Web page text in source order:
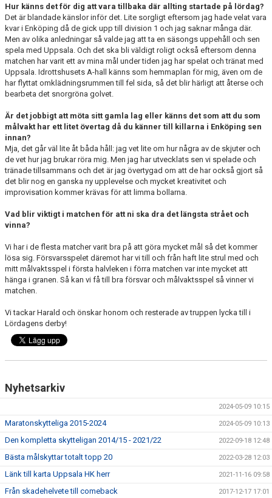
Hur känns det för dig att vara tillbaka där allting startade på lördag?
Det är blandade känslor inför det. Lite sorgligt eftersom jag hade velat vara
kvar i Enköping då de gick upp till division 1 och jag saknar många där.
Men av olika anledningar så valde jag att ta en säsongs uppehåll och sen
spela med Uppsala. Och det ska bli väldigt roligt också eftersom denna
matchen har varit ett av mina mål under tiden jag har spelat och tränat med
Uppsala. Idrottshusets A-hall känns som hemmaplan för mig, även om de
har flyttat omklädningsrummen till fel sida, så det blir härligt att återse och
bearbeta det snorgröna golvet.
Är det jobbigt att möta sitt gamla lag eller känns det som att du som
målvakt har ett litet övertag då du känner till killarna i Enköping sen
innan?
Mja, det går väl lite åt båda håll: jag vet lite om hur några av de skjuter och
de vet hur jag brukar röra mig. Men jag har utvecklats sen vi spelade och
tränade tillsammans och det är jag övertygad om att de har också gjort så
det blir nog en ganska ny upplevelse och mycket kreativitet och
improvisation kommer krävas för att limma bollarna.
Vad blir viktigt i matchen för att ni ska dra det längsta strået och
vinna?
Vi har i de flesta matcher varit bra på att göra mycket mål så det kommer
lösa sig. Försvarsspelet däremot har vi till och från haft lite strul med och
mitt målvaktsspel i första halvleken i förra matchen var inte mycket att
hänga i granen. Så kan vi få till bra försvar och målvaktsspel så vinner vi
matchen.
Vi tackar Harald och önskar honom och resterade av truppen lycka till i
Lördagens derby!
Nyhetsarkiv
2024-05-09 10:15
Maratonskytteliga 2015-2024 2024-05-09 10:13
Den kompletta skytteligan 2014/15 - 2021/22 2022-09-18 12:48
Bästa målskyttar totalt topp 20 2022-03-28 12:03
Länk till karta Uppsala HK herr 2021-11-16 09:58
Från skadehelvete till comeback 2017-12-17 17:01